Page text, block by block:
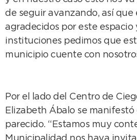
de seguir avanzando, así que
agradecidos por este espacio
instituciones pedimos que
municipio cuente con
Por el lado del Centro de
Elizabeth Ábalo se manifestó
parecido. “Estamos muy